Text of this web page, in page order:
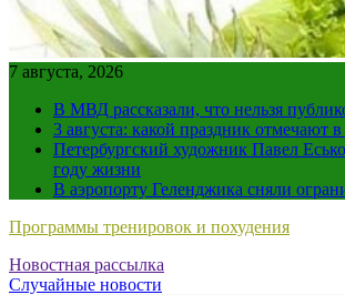
7 августа, 2026
В МВД рассказали, что нельзя
3 августа: какой праздник отмечают
Петербургский художник Павел
году жизни
В аэропорту Геленджика сняли
Программы тренировок и похудения
Новостная рассылка
Случайные новости